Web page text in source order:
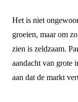
Het is niet
groeien, maar om
zien is zeldzaam.
aandacht van grote
aan dat de markt